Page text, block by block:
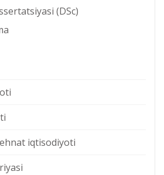
(DSc)
iqtisodiyoti